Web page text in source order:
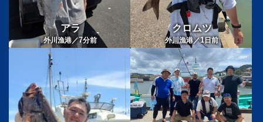
アラ
外川漁港／7分前
クロムツ
外川漁港／1日前